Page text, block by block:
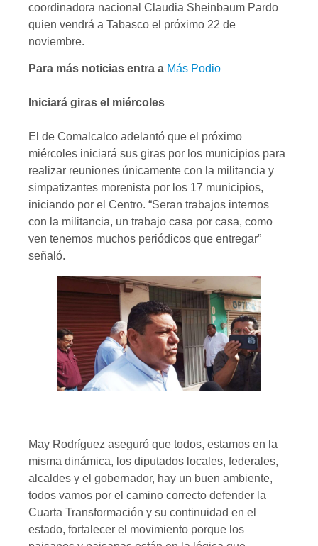
coordinadora nacional Claudia Sheinbaum Pardo
quien vendrá a Tabasco el próximo 22 de
noviembre.
Para más noticias entra a Más Podio
Iniciará giras el miércoles
El de Comalcalco adelantó que el próximo
miércoles iniciará sus giras por los municipios para
realizar reuniones únicamente con la militancia y
simpatizantes morenista por los 17 municipios,
iniciando por el Centro. “Seran trabajos internos
con la militancia, un trabajo casa por casa, como
ven tenemos muchos periódicos que entregar”
señaló.
May Rodríguez aseguró que todos, estamos en la
misma dinámica, los diputados locales, federales,
alcaldes y el gobernador, hay un buen ambiente,
todos vamos por el camino correcto defender la
Cuarta Transformación y su continuidad en el
estado, fortalecer el movimiento porque los